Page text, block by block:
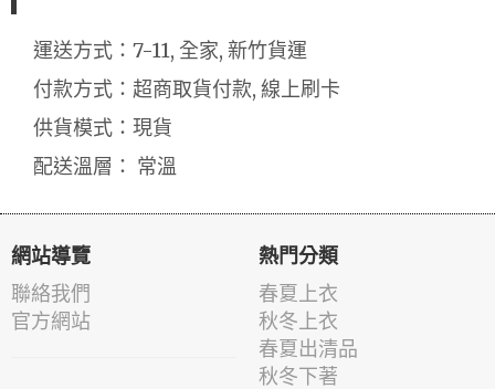
運送方式：7-11, 全家, 新竹貨運
付款方式：超商取貨付款, 線上刷卡
供貨模式：現貨
配送溫層： 常溫
網站導覽
聯絡我們
官方網站
熱門分類
春夏上衣
秋冬上衣
春夏出清品
秋冬下著